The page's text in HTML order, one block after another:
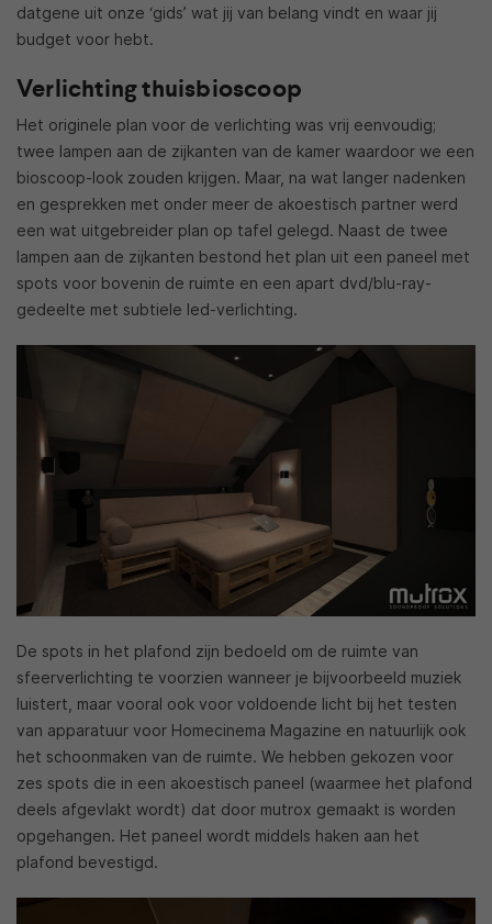
datgene uit onze ‘gids’ wat jij van belang vindt en waar jij
budget voor hebt.
Verlichting thuisbioscoop
Het originele plan voor de verlichting was vrij eenvoudig;
twee lampen aan de zijkanten van de kamer waardoor we een
bioscoop-look zouden krijgen. Maar, na wat langer nadenken
en gesprekken met onder meer de akoestisch partner werd
een wat uitgebreider plan op tafel gelegd. Naast de twee
lampen aan de zijkanten bestond het plan uit een paneel met
spots voor bovenin de ruimte en een apart dvd/blu-ray-
gedeelte met subtiele led-verlichting.
De spots in het plafond zijn bedoeld om de ruimte van
sfeerverlichting te voorzien wanneer je bijvoorbeeld muziek
luistert, maar vooral ook voor voldoende licht bij het testen
van apparatuur voor Homecinema Magazine en natuurlijk ook
het schoonmaken van de ruimte. We hebben gekozen voor
zes spots die in een akoestisch paneel (waarmee het plafond
deels afgevlakt wordt) dat door mutrox gemaakt is worden
opgehangen. Het paneel wordt middels haken aan het
plafond bevestigd.